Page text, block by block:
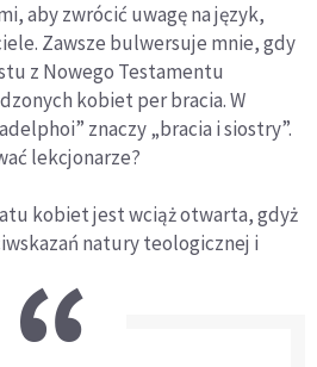
aby zwrócić uwagę na język,
Zawsze bulwersuje mnie, gdy
z Nowego Testamentu
kobiet per bracia. W
znaczy „bracia i siostry”.
lekcjonarze?
kobiet jest wciąż otwarta, gdyż
natury teologicznej i